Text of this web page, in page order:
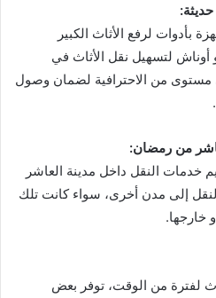
بأدوات لرفع الأثاث الكبير
أوناش لتسهيل نقل الأثاث في
مستوى من الاحترافية لضمان وصول
النقل داخل مدينة العاشر
إلى مدن أخرى، سواء كانت تلك
خارجها.
لفترة من الوقت، توفر بعض